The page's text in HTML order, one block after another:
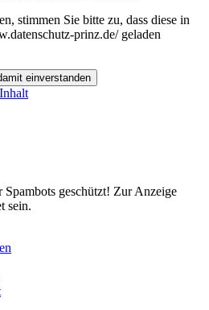
stimmen Sie bitte zu, dass diese in
prinz.de/ geladen
einverstanden
geschützt! Zur Anzeige
sein.